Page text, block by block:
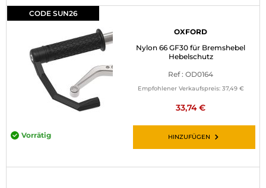
CODE SUN26
OXFORD
Nylon 66 GF30 für Bremshebel
Hebelschutz
Ref : OD0164
Empfohlener Verkaufspreis: 37,49 €
33,74 €
Vorrätig HINZUFÜGEN